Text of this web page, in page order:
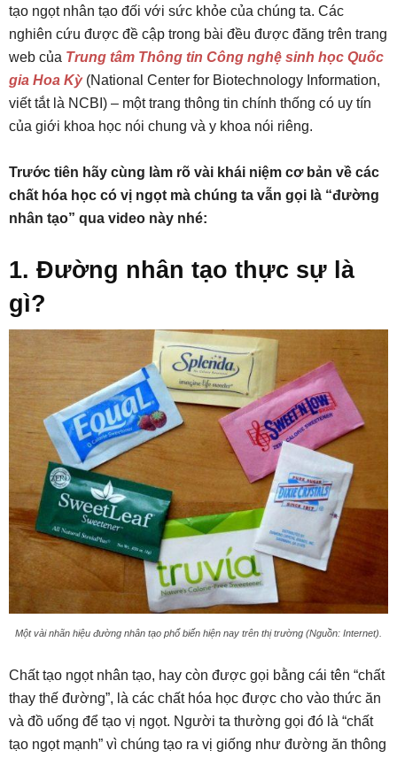
tạo ngọt nhân tạo đối với sức khỏe của chúng ta. Các
nghiên cứu được đề cập trong bài đều được đăng trên trang
web của Trung tâm Thông tin Công nghệ sinh học Quốc
gia Hoa Kỳ(National Center for Biotechnology Information,
viết tắt là NCBI) – một trang thông tin chính thống có uy tín
của giới khoa học nói chung và y khoa nói riêng.
Trước tiên hãy cùng làm rõ vài khái niệm cơ bản về các
chất hóa học có vị ngọt mà chúng ta vẫn gọi là “đường
nhân tạo” qua video này nhé:
1. Đường nhân tạo thực sự là
gì?
Một vài nhãn hiệu đường nhân tạo phổ biến hiện nay trên thị trường (Nguồn: Internet).
Chất tạo ngọt nhân tạo, hay còn được gọi bằng cái tên “chất
thay thế đường”, là các chất hóa học được cho vào thức ăn
và đồ uống để tạo vị ngọt. Người ta thường gọi đó là “chất
tạo ngọt mạnh” vì chúng tạo ra vị giống như đường ăn thông